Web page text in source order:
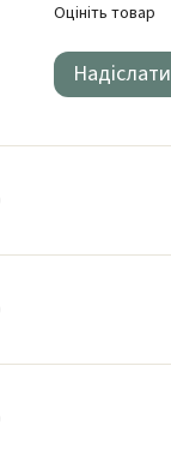
Оцініть товар
Надіслати